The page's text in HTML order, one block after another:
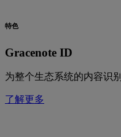
特色
Gracenote ID
为整个生态系统的内容识
了解更多